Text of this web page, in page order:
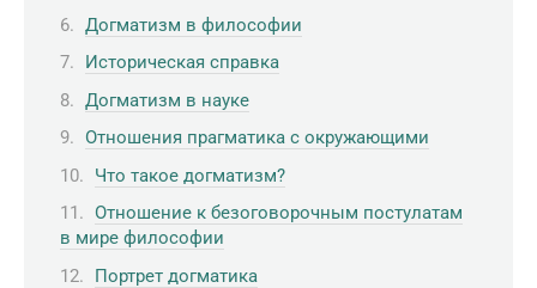
Догматизм в философии
Историческая справка
Догматизм в науке
Отношения прагматика с окружающими
Что такое догматизм?
Отношение к безоговорочным постулатам
в мире философии
Портрет догматика